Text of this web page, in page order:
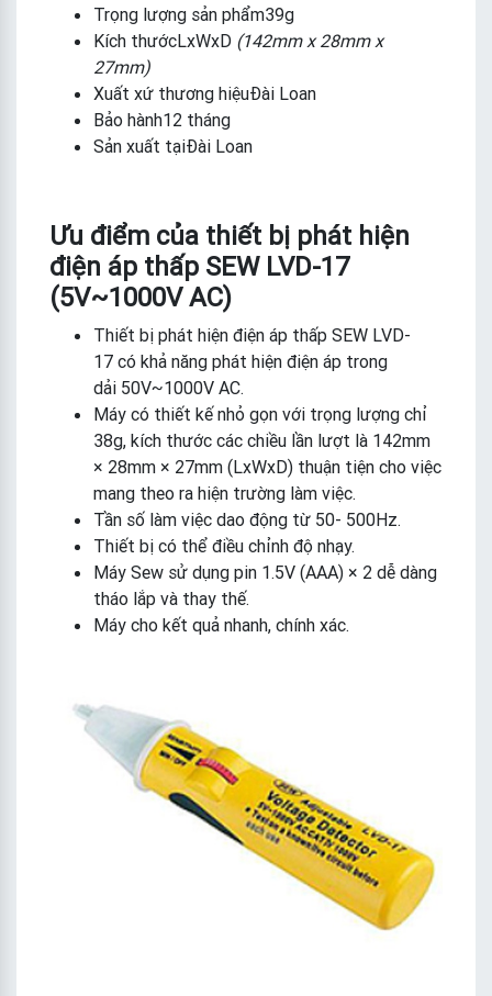
Trọng lượng sản phẩm39g
Kích thướcLxWxD (142mm x 28mm x
27mm)
Xuất xứ thương hiệuĐài Loan
Bảo hành12 tháng
Sản xuất tạiĐài Loan
Ưu điểm của thiết bị phát hiện
điện áp thấp SEW LVD-17
(5V~1000V AC)
Thiết bị phát hiện điện áp thấp SEW LVD-
17 có khả năng phát hiện điện áp trong
dải 50V~1000V AC.
Máy có thiết kế nhỏ gọn với trọng lượng chỉ
38g, kích thước các chiều lần lượt là 142mm
× 28mm × 27mm (LxWxD) thuận tiện cho việc
mang theo ra hiện trường làm việc.
Tần số làm việc dao động từ 50- 500Hz.
Thiết bị có thể điều chỉnh độ nhạy.
Máy Sew sử dụng pin 1.5V (AAA) × 2 dễ dàng
tháo lắp và thay thế.
Máy cho kết quả nhanh, chính xác.